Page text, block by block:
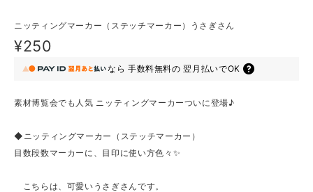
ニッティングマーカー（ステッチマーカー）うさぎさん
¥250
なら 手数料無料の 翌月払いでOK
素材博覧会でも人気 ニッティングマーカーついに登場♪
◆ニッティングマーカー（ステッチマーカー）
目数段数マーカーに、目印に使い方色々✨
こちらは、可愛いうさぎさんです。